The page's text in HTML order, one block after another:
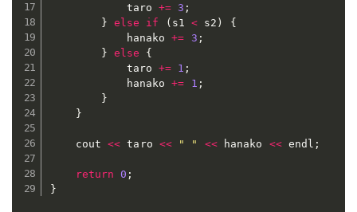
			taro
+= 3 ;
} else if ( s1 < s2 )
{
			hanako
+= 3 ;
} else
{
			taro
+= 1 ;
			hanako
+= 1 ;
}
}
	cout
<< taro << " " << hanako << endl ;
return 0 ;
}